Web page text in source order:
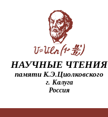
НАУЧНЫЕ ЧТЕНИЯ
памяти К.Э.Циолковского
г. Калуга
Россия